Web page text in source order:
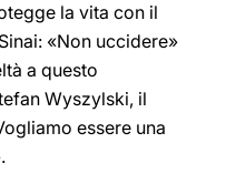
la vita con il
«Non uccidere»
a questo
Wyszylski, il
essere una